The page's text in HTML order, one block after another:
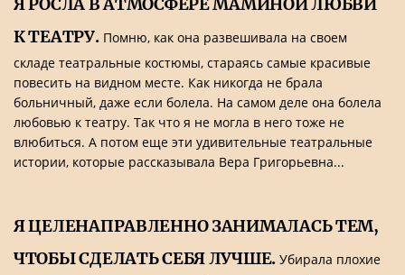
К ТЕАТРУ.Помню, как она развешивала на своем
складе театральные костюмы, стараясь самые красивые
повесить на видном месте. Как никогда не брала
больничный, даже если болела. На самом деле она болела
любовью к театру. Так что я не могла в него тоже не
влюбиться. А потом еще эти удивительные театральные
истории, которые рассказывала Вера Григорьевна...
Я ЦЕЛЕНАПРАВЛЕННО ЗАНИМАЛАСЬ ТЕМ,
ЧТОБЫ СДЕЛАТЬ СЕБЯ ЛУЧШЕ. Убирала плохие